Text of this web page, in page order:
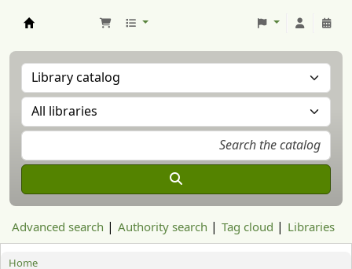
Advanced search Authority search Tag cloud Libraries
Home